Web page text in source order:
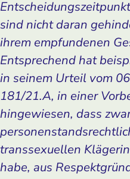
sind nicht daran
ihrem empfundenen
Entsprechend hat
in seinem Urteil vom
181/21.A, in einer
hingewiesen, dass
transsexuellen
habe, aus